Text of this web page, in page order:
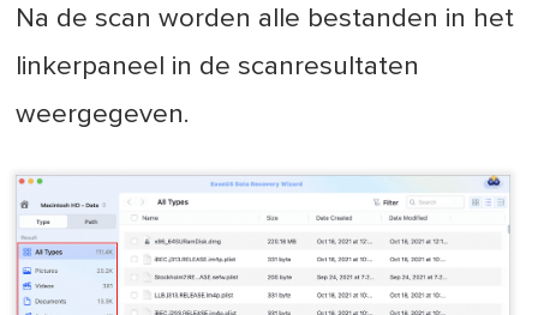
Na de scan worden alle bestanden in het
linkerpaneel in de scanresultaten
weergegeven.